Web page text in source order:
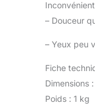
– Douceur
– Yeux peu
Fiche
Dimensions
Poids : 1 kg